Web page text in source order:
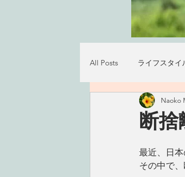
All Posts ライフスタイ
つぶやき
断
Naoko
最近、日
その中で